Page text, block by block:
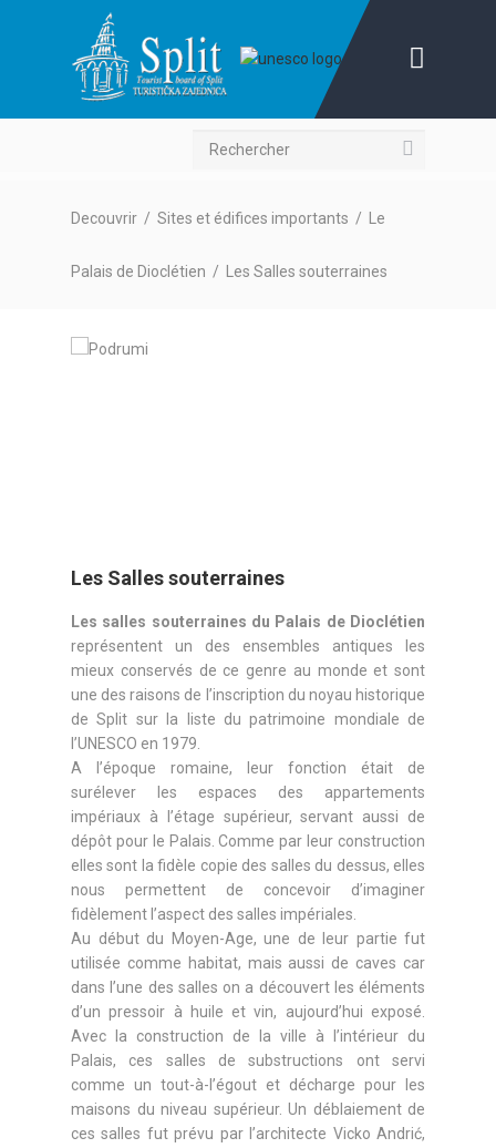
Decouvrir / Sites et édifices importants / Le
Palais de Dioclétien / Les Salles souterraines
Les Salles souterraines
Les salles souterraines du Palais de Dioclétien
représentent un des ensembles antiques les
mieux conservés de ce genre au monde et sont
une des raisons de l’inscription du noyau historique
de Split sur la liste du patrimoine mondiale de
l’UNESCO en 1979.
A l’époque romaine, leur fonction était de
surélever les espaces des appartements
impériaux à l’étage supérieur, servant aussi de
dépôt pour le Palais. Comme par leur construction
elles sont la fidèle copie des salles du dessus, elles
nous permettent de concevoir d’imaginer
fidèlement l’aspect des salles impériales.
Au début du Moyen-Age, une de leur partie fut
utilisée comme habitat, mais aussi de caves car
dans l’une des salles on a découvert les éléments
d’un pressoir à huile et vin, aujourd’hui exposé.
Avec la construction de la ville à l’intérieur du
Palais, ces salles de substructions ont servi
comme un tout-à-l’égout et décharge pour les
maisons du niveau supérieur. Un déblaiement de
ces salles fut prévu par l’architecte Vicko Andrić,